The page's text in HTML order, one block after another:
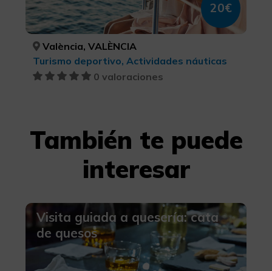
20€
València, VALÈNCIA
Turismo deportivo, Actividades náuticas
0 valoraciones
También te puede
interesar
Visita guiada a quesería: cata
de quesos